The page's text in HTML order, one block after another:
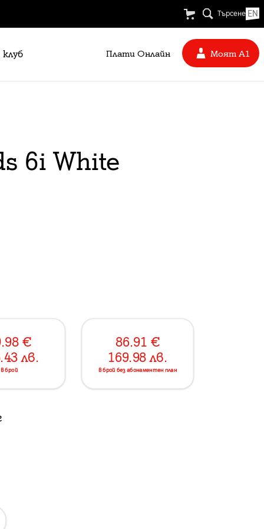
Търсене EN
Плати Oнлайн Моят А1
6i White
€
лв.
в брой
86.91 €
169.98 лв.
в брой без абонаментен план